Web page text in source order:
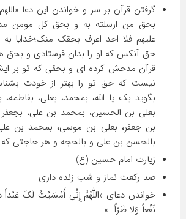
گرفتن قرآن بر سر و خواندن این دعا
بحق من ارسلته به و بحق کل مومن
علیهم فلا احد اعرف بحقک منک؛خدایا
حق آنکس که او را بدان فرستادی و بحق
قرآن مدحش کرده ای و بحقی که تو بر
بگوید بک یا الله، بمحمد، بعلی،
بعلی بن الحسین، بمحمد بن علی،
بن جعفر، بعلی بن موسی، بمحمد بن
بالحسن بن علی و بالحجه و هر حاجتی که
زیارت امام حسین (ع)
صد رکعت نماز و شب زنده داری
خواندن دعای «اللّٰهُمَّ إِنِّی أَمْسَیْتُ لَکَ عَبْداً
نَفْعاً وَلا ضَرّاً…»